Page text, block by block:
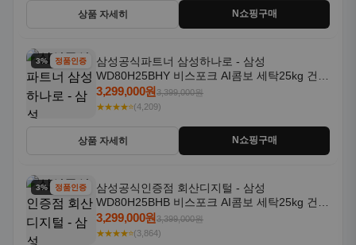
상품 자세히 N쇼핑구매
3% 할인정품인증
삼성공식파트너 삼성하나로 - 삼성
WD80H25BHY 비스포크 AI콤보 세탁25kg 건조
18kg 26년형 일체형 1등급
3,299,000원3,399,000원
★★★★⭐(4,209)
상품 자세히 N쇼핑구매
3% 할인정품인증
삼성공식인증점 회산디지털 - 삼성
WD80H25BHB 비스포크 AI콤보 세탁25kg 건조
18kg 26년형 일체형 1등급
3,299,000원3,399,000원
★★★★⭐(3,864)